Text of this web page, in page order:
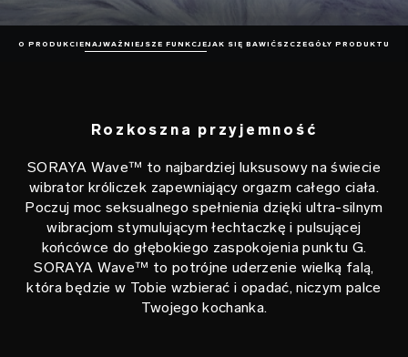
O PRODUKCIENAJWAŻNIEJSZE FUNKCJEJAK SIĘ BAWIĆ SZCZEGÓŁY PRODUKTU
Rozkoszna przyjemność
SORAYA Wave™ to najbardziej luksusowy na świecie
wibrator króliczek zapewniający orgazm całego ciała.
Poczuj moc seksualnego spełnienia dzięki ultra-silnym
wibracjom stymulującym łechtaczkę i pulsującej
końcówce do głębokiego zaspokojenia punktu G.
SORAYA Wave™ to potrójne uderzenie wielką falą,
która będzie w Tobie wzbierać i opadać, niczym palce
Twojego kochanka.